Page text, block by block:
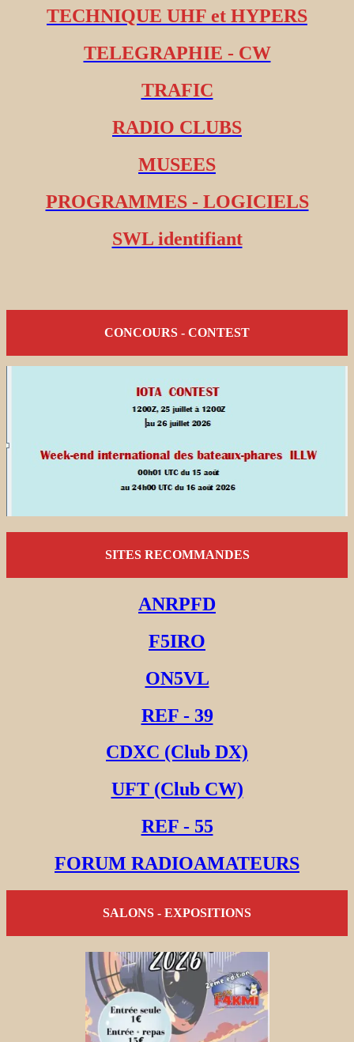
TECHNIQUE UHF et HYPERS
TELEGRAPHIE - CW
TRAFIC
RADIO CLUBS
MUSEES
PROGRAMMES - LOGICIELS
SWL identifiant
CONCOURS - CONTEST
SITES RECOMMANDES
ANRPFD
F5IRO
ON5VL
REF - 39
CDXC (Club DX)
UFT (Club CW)
REF - 55
FORUM RADIOAMATEURS
SALONS - EXPOSITIONS